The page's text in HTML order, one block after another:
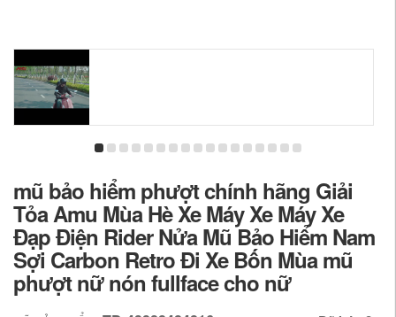
mũ bảo hiểm phượt chính hãng Giải
Tỏa Amu Mùa Hè Xe Máy Xe Máy Xe
Đạp Điện Rider Nửa Mũ Bảo Hiểm Nam
Sợi Carbon Retro Đi Xe Bốn Mùa mũ
phượt nữ nón fullface cho nữ